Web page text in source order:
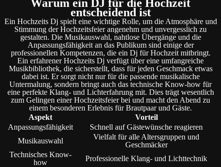
Warum ein DJ für die Hochzeit
entscheidend ist
Ein Hochzeits Dj spielt eine wichtige Rolle, um die Atmosphäre und
Stimmung der Hochzeitsfeier angenehm und unvergesslich zu
gestalten. Die Musikauswahl, nahtlose Übergänge und die
Anpassungsfähigkeit an das Publikum sind einige der
professionellen Kompetenzen, die ein Dj für Hochzeit mitbringt.
Ein erfahrener Hochzeits Dj verfügt über eine umfangreiche
Musikbibliothek, die sicherstellt, dass für jeden Geschmack etwas
dabei ist. Er sorgt nicht nur für die passende musikalische
Untermalung, sondern bringt auch das technische Know-how für
eine perfekte Klang- und Lichterfahrung mit. Dies trägt wesentlich
zum Gelingen einer Hochzeitsfeier bei und macht den Abend zu
einem besonderen Erlebnis für Brautpaar und Gäste.
Aspekt
Vorteil
Anpassungsfähigkeit
Schnell auf Gästewünsche reagieren
Musikauswahl
Vielfalt für alle Altersgruppen und
Geschmäcker
Technisches Know-
how
Professionelle Klang- und Lichttechnik